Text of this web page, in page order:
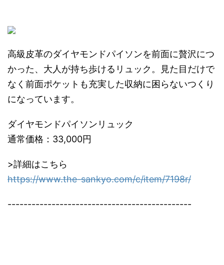
高級皮革のダイヤモンドパイソンを前面に贅沢につ
かった、大人が持ち歩けるリュック。見た目だけで
なく前面ポケットも充実した収納に困らないつくり
になっています。
ダイヤモンドパイソンリュック
通常価格：33,000円
>詳細はこちら
https://www.the-sankyo.com/c/item/7198r/
----------------------------------------------